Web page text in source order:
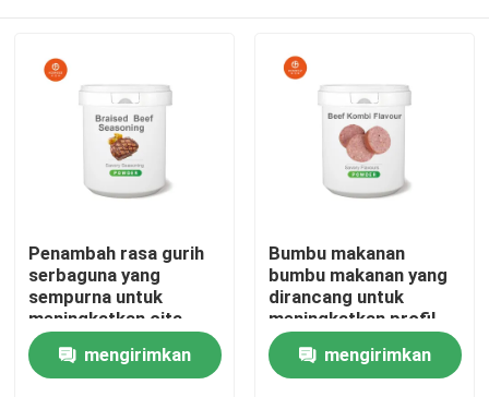
Penambah rasa gurih
serbaguna yang
sempurna untuk
meningkatkan cita
rasa gurih pada sup,
saus, dan makanan
siap saji
mengirimkan
Bumbu makanan
bumbu makanan yang
dirancang untuk
meningkatkan profil
rasa dalam produk
makanan Penyimpanan
Tempat kering
mengirimkan